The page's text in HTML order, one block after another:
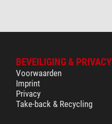
BEVEILIGING & PRIVACY
Voorwaarden
Imprint
Privacy
Take-back & Recycling